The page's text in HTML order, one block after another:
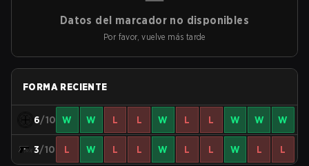
Datos del marcador no disponibles
Por favor, vuelve más tarde
FORMA RECIENTE
6/10 W W L L W L L W W W
3/10 L W L L W L L W L L